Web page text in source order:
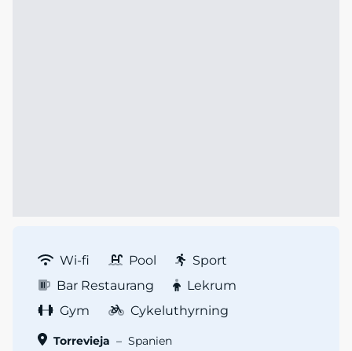
Wi-fi Pool
Sport
Bar Restaurang
Lekrum
Gym
Cykeluthyrning
Torrevieja – Spanien